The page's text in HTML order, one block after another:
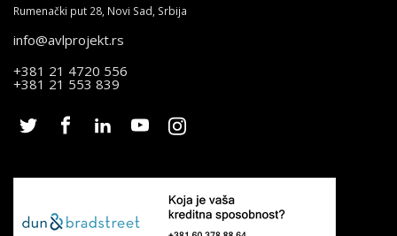
Rumenački put 28, Novi Sad, Srbija
info@avlprojekt.rs
+381 21 4720 556
+381 21 553 839